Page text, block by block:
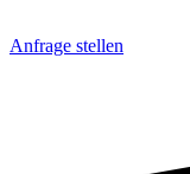
Anfrage stellen